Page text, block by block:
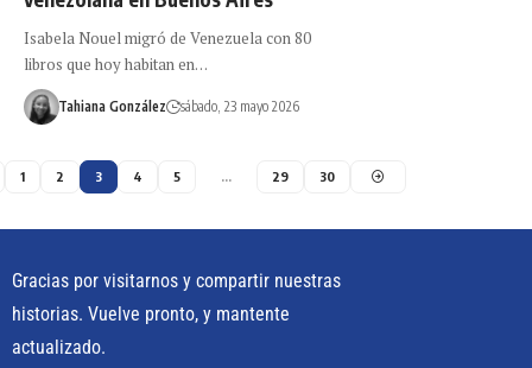
Isabela Nouel migró de Venezuela con 80
libros que hoy habitan en…
Tahiana González sábado, 23 mayo 2026
1 2 3 4 5 … 29 30
Gracias por visitarnos y compartir nuestras
historias. Vuelve pronto, y mantente
actualizado.